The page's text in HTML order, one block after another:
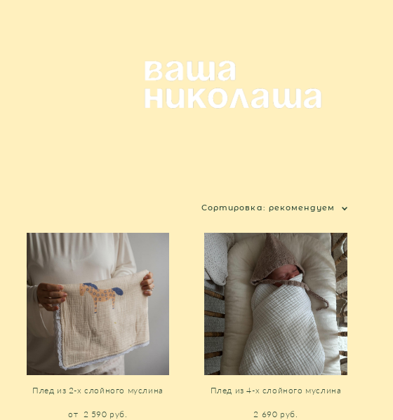
Сортировка: рекомендуем
Плед из 2-х слойного муслина
от 2 590 pуб.
Плед из 4-х слойного муслина
2 690 pуб.